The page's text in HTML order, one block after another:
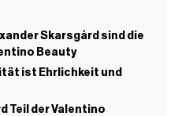
Skarsgård sind die
Beauty
ist Ehrlichkeit und
Teil der Valentino